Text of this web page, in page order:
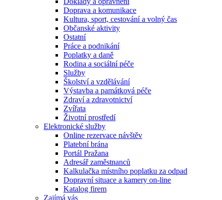
Doprava a komunikace
Kultura, sport, cestování a volný čas
Občanské aktivity
Ostatní
Práce a podnikání
Poplatky a daně
Rodina a sociální péče
Služby
Školství a vzdělávání
Výstavba a památková péče
Zdraví a zdravotnictví
Zvířata
Životní prostředí
Elektronické služby
Online rezervace návštěv
Platební brána
Portál Pražana
Adresář zaměstnanců
Kalkulačka místního poplatku za odpad
Dopravní situace a kamery on-line
Katalog firem
Zajímá vás